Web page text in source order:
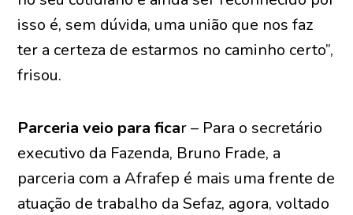
isso é, sem dúvida, uma união que nos faz
ter a certeza de estarmos no caminho certo”,
frisou.
Parceria veio para ficar – Para o secretário
executivo da Fazenda, Bruno Frade, a
parceria com a Afrafep é mais uma frente de
atuação de trabalho da Sefaz, agora, voltado